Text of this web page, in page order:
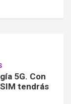
5G. Con
tendrás